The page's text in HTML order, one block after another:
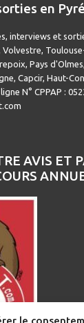
le
en
interviews et
Volvestre,
Pays
Capcir, Haut-
N° CPPAP :
AVIS ET